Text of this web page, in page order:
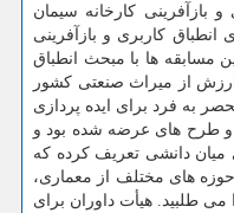
و بازآفرینی کارخانه سیمان
انطباق کاربری و بازآفرینی
مسابقه ها با مبحث انطباق
از میراث صنعتی کشور
به فرد برای ایده پردازی
و طرح های عرضه شده بود و
میان دانشی تعریف کرده که
های مختلف از معماری،
طلبید. هیأت داوران برای